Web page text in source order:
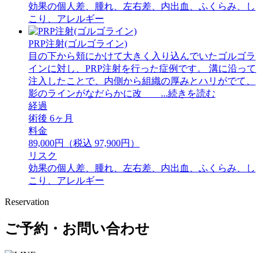
効果の個人差、腫れ、左右差、内出血、ふくらみ、し
こり、アレルギー
PRP注射(ゴルゴライン)
目の下から頬にかけて大きく入り込んでいたゴルゴラ
インに対し、PRP注射を行った症例です。 溝に沿って
注入したことで、内側から組織の厚みとハリがでて、
影のラインがなだらかに改 ...続きを読む
経過
術後 6ヶ月
料金
89,000円（税込 97,900円）
リスク
効果の個人差、腫れ、左右差、内出血、ふくらみ、し
こり、アレルギー
Reservation
ご予約・お問い合わせ